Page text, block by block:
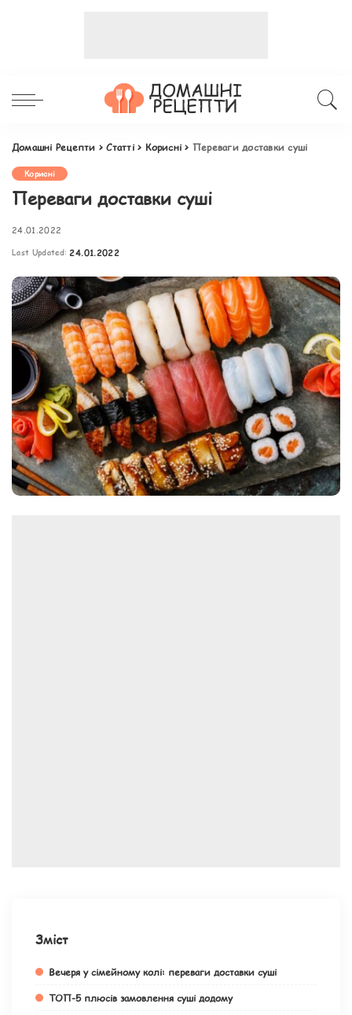
Домашні Рецепти >Статті> Корисні > Переваги доставки суші
Корисні
Переваги доставки суші
24.01.2022
Last Updated: 24.01.2022
Зміст
Вечеря у сімейному колі: переваги доставки суші
ТОП-5 плюсів замовлення суші додому